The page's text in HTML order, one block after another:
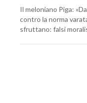
Il meloniano Piga:
contro la norma
sfruttano: falsi